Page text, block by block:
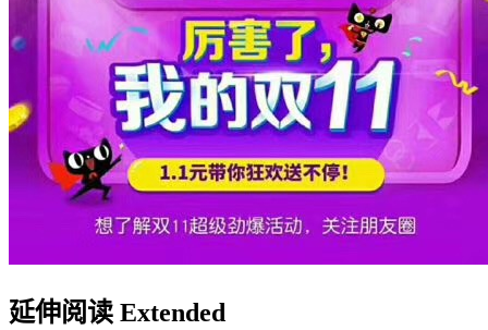
延伸阅读 Extended